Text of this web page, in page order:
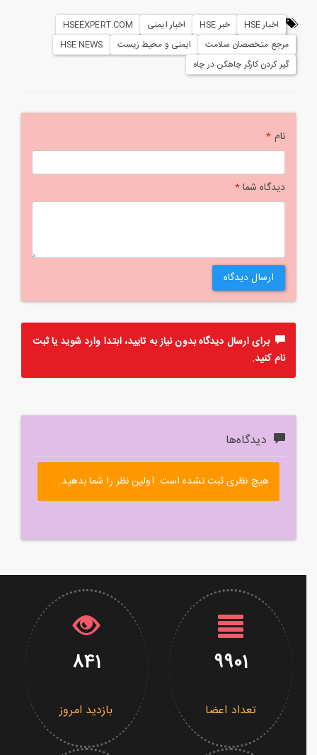
اخبار HSE خبر HSE اخبار ایمنی
HSEEXPERT.COM
مرجع متخصصان سلامت
ایمنی و محیط زیست
HSE NEWS
گیر کردن کارگر چاهکن در چاه
نام*
دیدگاه شما*
ارسال دیدگاه
برای ارسال دیدگاه بدون نیاز به تایید، ابتداواردشوید یاثبت
نامکنید.
دیدگاه‌ها
هیچ نظری ثبت نشده است. اولین نظر را شما بدهید.
9901
تعداد اعضا
841
بازدید امروز